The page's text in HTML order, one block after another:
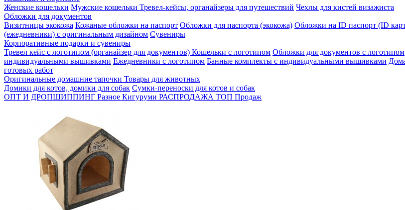
Женские кошельки Мужские кошельки Тревел-кейсы, органайзеры для путешествий Чехлы для кистей визажиста
Обложки для документов
Визитницы экокожа Кожаные обложки на паспорт Обложки для паспорта (экокожа) Обложки на ID паспорт (ID
(ежедневники) с оригинальным дизайном Сувениры
Корпоративные подарки и сувениры
Тревел кейс с логотипом (органайзер для документов) Кошельки с логотипом Обложки для документов с логотипом
индивидуальными вышивками Ежедневники с логотипом Банные комплекты с индивидуальными вышивками
готовых работ
Оригинальные домашние тапочки Товары для животных
Домики для котов, домики для собак Сумки-переноски для котов и собак
ОПТ И ДРОПШИППИНГ Разное Кигуруми РАСПРОДАЖА ТОП Продаж